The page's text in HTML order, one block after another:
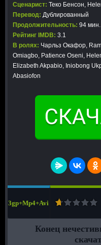
Сценарист: Теко Бенсон,
Перевод: Дублированный
Продолжительность: 94 мин.
Рейтинг IMDB: 3.1
В ролях: Чарльз Окафор,
Omiagbo, Patience Oseni,
Elizabeth Akpabio, Iniobong
Abasiofon
3gp+Mp4+Avi
Конец